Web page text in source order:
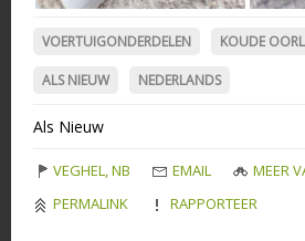
VOERTUIGONDERDELEN KOUDE
ALS NIEUW NEDERLANDS
Als Nieuw
VEGHEL, NB EMAIL
MEER
PERMALINK
RAPPORTEER